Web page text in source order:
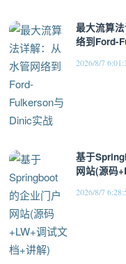
最大流算
络到Ford-
2026/8/7
基于
网站(源码
2026/8/7